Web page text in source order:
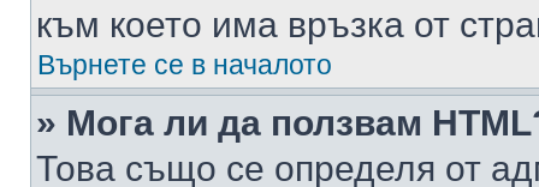
към което има връзка от
Върнете се в началото
» Мога ли да ползвам
Това също се определя от